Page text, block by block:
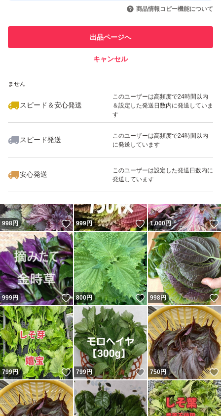
引を完了させた実績があります
での取引実績があります
ません
スピード＆安心発送
このユーザーは高頻度で24時間以内
＆設定した発送日数内に発送していま
す
スピード発送
このユーザーは高頻度で24時間以内
に発送しています
安心発送
このユーザーは設定した発送日数内に
発送しています
商品情報コピー機能について
出品ページへ
キャンセル
いいね！
1,900
998円 いいね！
999円 いいね！
1,000円
999円 いいね！
800円 いいね！
998円
799円 いいね！
799円 いいね！
750円